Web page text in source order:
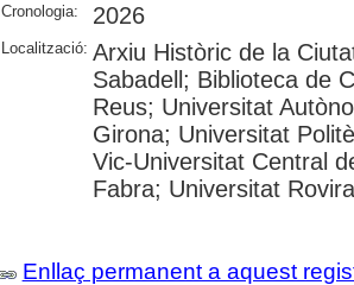
Cronologia: 2026
Localització: Arxiu Històric de la
Sabadell; Biblioteca de
Reus; Universitat
Girona; Universitat
Vic-Universitat Central
Fabra; Universitat
Enllaç permanent a aquest